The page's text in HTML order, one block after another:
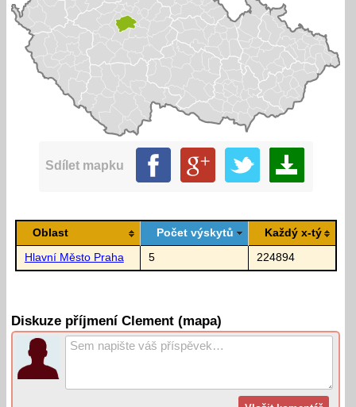
Sdílet mapku
Oblast Počet výskytů Každý x-tý
Hlavní Město Praha 5 224894
Diskuze příjmení Clement (mapa)